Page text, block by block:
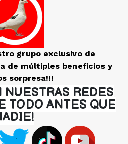
grupo exclusivo de
de múltiples beneficios y
sorpresa!!!
NUESTRAS REDES
TODO ANTES QUE